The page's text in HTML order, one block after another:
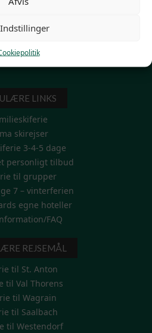
LINKS
skirejser
3-4-5 dage
personligt tilbud
til grupper
7 – vinterferien
egne hoteller
FAQ
REJSEMÅL
til St. Anton
til Val Thorens
til Wagrain
til Saalbach
til Westendorf